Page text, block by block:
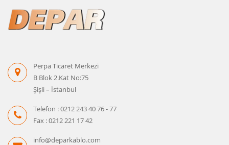
Perpa Ticaret Merkezi
B Blok 2.Kat No:75
Şişli – İstanbul
Telefon : 0212 243 40 76 - 77
Fax : 0212 221 17 42
info@deparkablo.com